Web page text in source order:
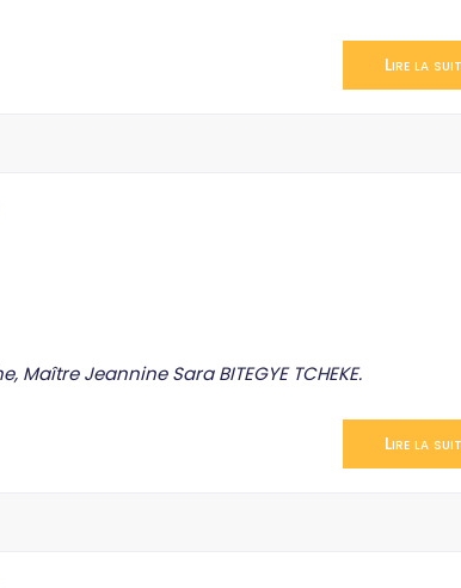
Lire la
Jeannine Sara BITEGYE TCHEKE.
Lire la